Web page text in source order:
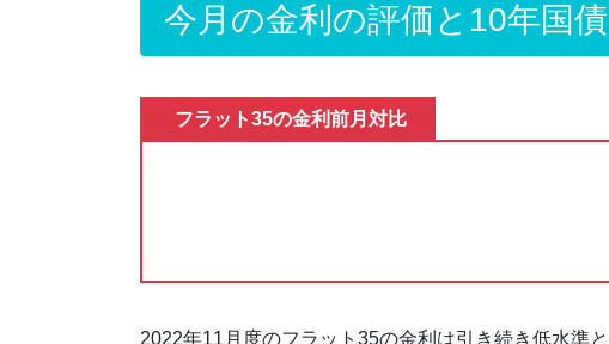
今月の金利の評価と10年国
フラット35の金利前月対比
2022年11月度のフラット35の金利は引き続き低水準と